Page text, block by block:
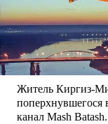
Житель Киргиз-
поперхнувшегося
канал Mash Batash.